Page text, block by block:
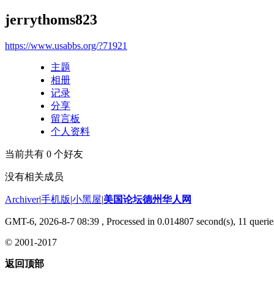
jerrythoms823
https://www.usabbs.org/?71921
主题
相册
记录
分享
留言板
个人资料
当前共有 0 个好友
没有相关成员
Archiver|手机版|小黑屋|美国论坛德州华人网
GMT-6, 2026-8-7 08:39 , Processed in 0.014807 second(s), 11
© 2001-2017
返回顶部